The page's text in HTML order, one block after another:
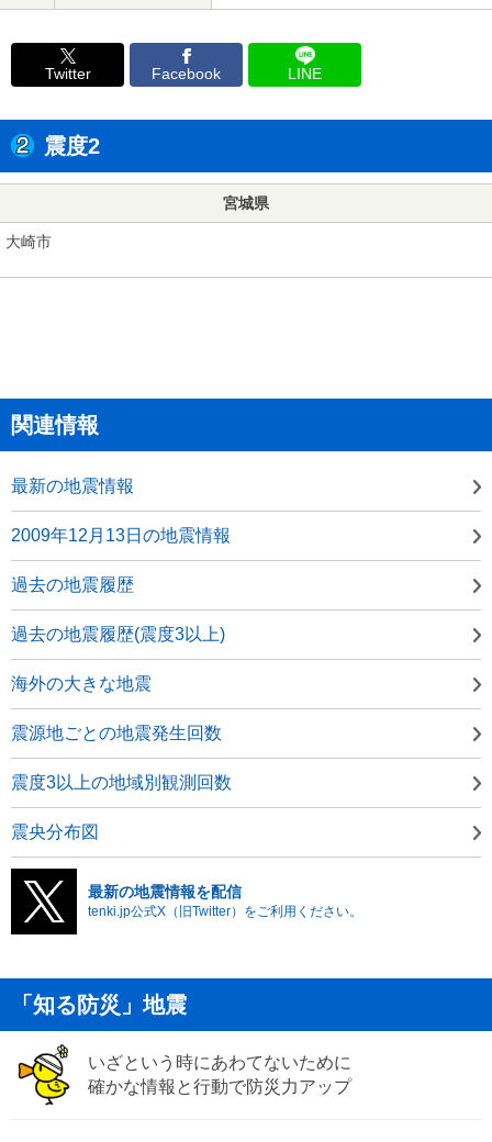
Twitter Facebook LINE
震度2
宮城県
大崎市
関連情報
最新の地震情報
2009年12月13日の地震情報
過去の地震履歴
過去の地震履歴(震度3以上)
海外の大きな地震
震源地ごとの地震発生回数
震度3以上の地域別観測回数
震央分布図
最新の地震情報を配信
tenki.jp公式X（旧Twitter）をご利用ください。
「知る防災」地震
いざという時にあわてないために
確かな情報と行動で防災力アップ